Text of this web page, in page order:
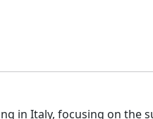
in Italy, focusing on the